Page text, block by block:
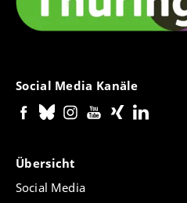
Social Media Kanäle
Übersicht
Social Media